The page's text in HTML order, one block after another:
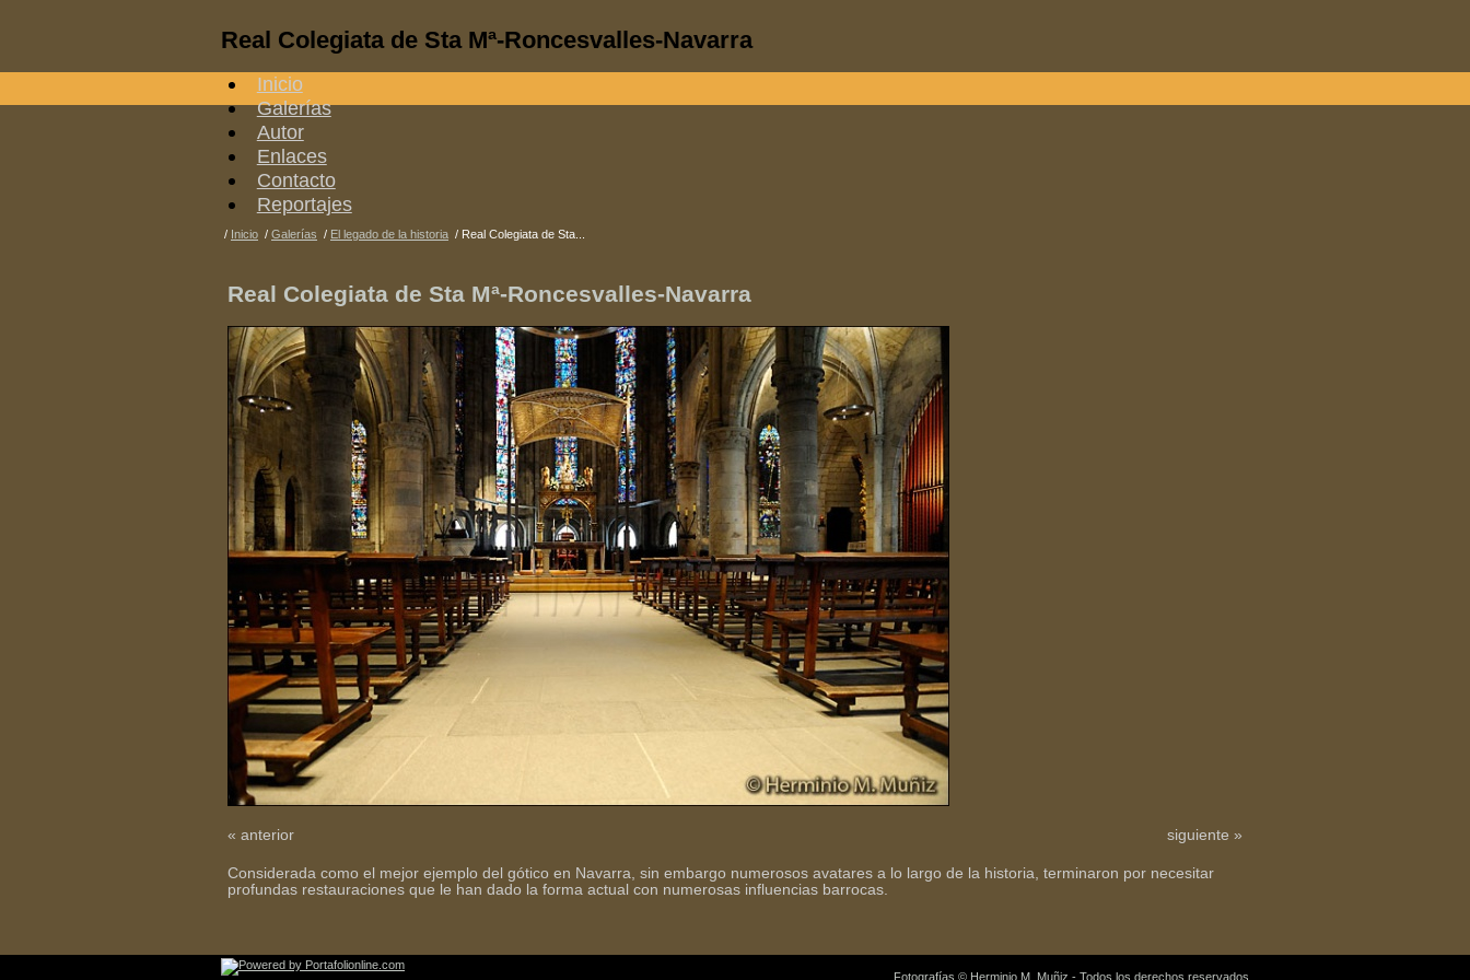
Real Colegiata de Sta Mª-Roncesvalles-Navarra
Inicio
Galerías
Autor
Enlaces
Contacto
Reportajes
/ Inicio / Galerías / El legado de la historia / Real Colegiata de Sta...
Real Colegiata de Sta Mª-Roncesvalles-Navarra
« anterior siguiente »
Considerada como el mejor ejemplo del gótico en Navarra, sin embargo numerosos avatares a lo largo de la historia, terminaron por necesitar
profundas restauraciones que le han dado la forma actual con numerosas influencias barrocas.
Fotografías © Herminio M. Muñiz - Todos los derechos reservados